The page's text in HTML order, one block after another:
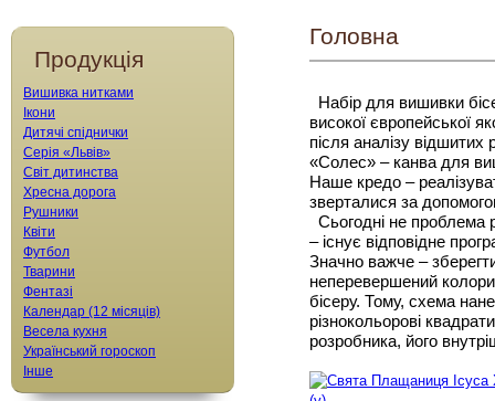
Головна
Набір для вишивки
високої європейської
після аналізу
«Солес» – канва для
Наше кредо –
зверталися за
Сьогодні не проблема
– існує відповідне
Значно важче –
неперевершений
бісеру. Тому, схема
різнокольорові
розробника, його
Продукція
Вишивка нитками
Ікони
Дитячі спіднички
Серія «Львів»
Світ дитинства
Хресна дорога
Рушники
Квіти
Футбол
Тварини
Фентазі
Календар (12 місяців)
Весела кухня
Український гороскоп
Інше